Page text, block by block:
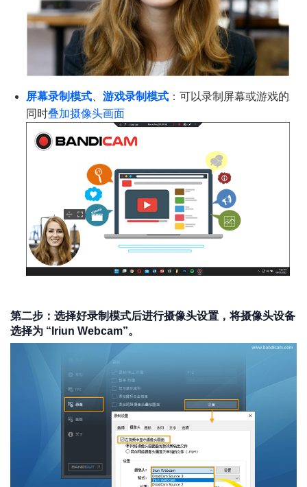
屏幕录制模式、 游戏录制模式 ：可以录制屏幕或游戏的
同时叠加摄像头画面
第二步：选择好录制模式后进行摄像头设置，将摄像头设备
选择为 “Iriun Webcam”。